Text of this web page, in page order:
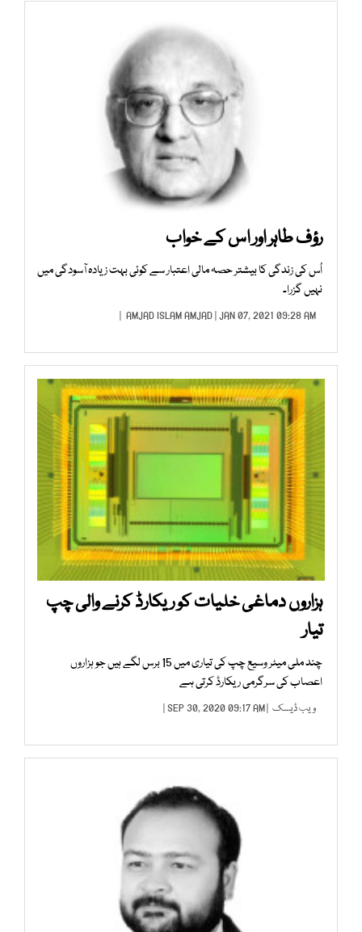
رؤف طاہر اور اس کے خواب
اُس کی زندگی کا بیشتر حصہ مالی اعتبار سے کوئی بہت زیادہ آسودگی میں
نہیں گزرا۔
AMJAD ISLAM AMJAD| JAN 07, 2021 09:28 AM |
ہزاروں دماغی خلیات کو ریکارڈ کرنے والی چپ
تیار
چند ملی میٹر وسیع چپ کی تیاری میں 15 برس لگے ہیں جو ہزاروں
اعصاب کی سرگرمی ریکارڈ کرتی ہے
ویب ڈیسک | SEP 30, 2020 09:17 AM |